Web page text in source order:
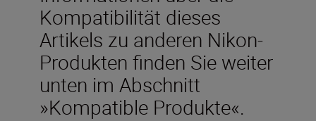
Kompatibilität dieses
Artikels zu anderen Nikon-
Produkten finden Sie weiter
unten im Abschnitt
»Kompatible Produkte«.